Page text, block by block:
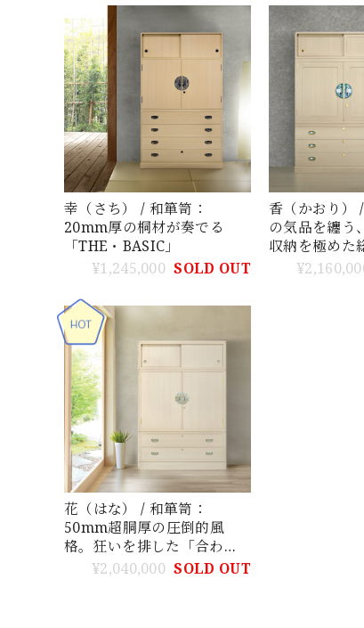
幸（さち） / 和箪笥：
20mm厚の桐材が奏でる
「THE・BASIC」
¥1,245,000 SOLD OUT
香（かおり）
の気品を纏う
収納を極めた
高傑作
花（はな） / 和箪笥：
50mm超胴厚の圧倒的風
格。狂いを排した「合わ
せ」の技と気品が宿る一生
¥2,040,000 SOLD OUT